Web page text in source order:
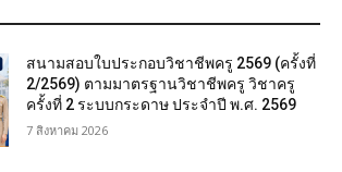
สนามสอบใบประกอบวิชาชีพครู 2569 (ครั้งที่
2/2569) ตามมาตรฐานวิชาชีพครู วิชาครู
ครั้งที่ 2 ระบบกระดาษ ประจำปี พ.ศ. 2569
7 สิงหาคม 2026